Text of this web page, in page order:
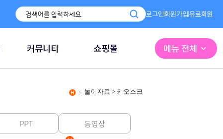
로그인회원가입유료회원
커뮤니티 쇼핑몰 메뉴 전체
놀이자료 > 키오스크
PPT 동영상